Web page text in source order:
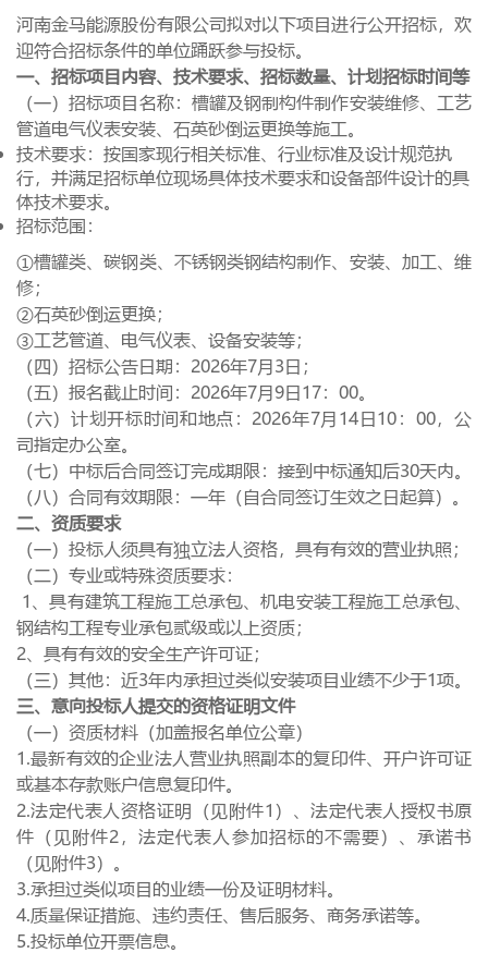
河南金马能源股份有限公司拟对以下项目进行公开招标，欢
迎符合招标条件的单位踊跃参与投标。
一、招标项目内容、技术要求、招标数量、计划招标时间等
（一）招标项目名称：槽罐及钢制构件制作安装维修、工艺
管道电气仪表安装、石英砂倒运更换等施工。
技术要求：按国家现行相关标准、行业标准及设计规范执
行，并满足招标单位现场具体技术要求和设备部件设计的具
体技术要求。
招标范围：
①槽罐类、碳钢类、不锈钢类钢结构制作、安装、加工、维
修；
②石英砂倒运更换；
③工艺管道、电气仪表、设备安装等；
（四）招标公告日期： 2026年7月3日；
（五）报名截止时间： 2026年7月9日17： 00。
（六）计划开标时间和地点： 2026年7月14日10： 00，公
司指定办公室。
（七）中标后合同签订完成期限：接到中标通知后30天内。
（八）合同有效期限：一年（自合同签订生效之日起算）。
二、资质要求
（一）投标人须具有独立法人资格，具有有效的营业执照；
（二）专业或特殊资质要求：
1、具有建筑工程施工总承包、机电安装工程施工总承包、
钢结构工程专业承包贰级或以上资质；
2、具有有效的安全生产许可证；
（三）其他：近3年内承担过类似安装项目业绩不少于1项。
三、意向投标人提交的资格证明文件
（一）资质材料（加盖报名单位公章）
1.最新有效的企业法人营业执照副本的复印件、开户许可证
或基本存款账户信息复印件。
2.法定代表人资格证明（见附件1）、法定代表人授权书原
件（见附件2，法定代表人参加招标的不需要）、承诺书
（见附件3）。
3.承担过类似项目的业绩一份及证明材料。
4.质量保证措施、违约责任、售后服务、商务承诺等。
5.投标单位开票信息。